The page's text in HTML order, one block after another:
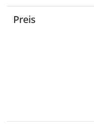
Preis